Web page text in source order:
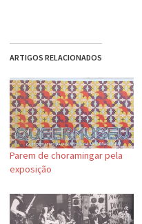
ARTIGOS RELACIONADOS
Parem de choramingar pela
exposição